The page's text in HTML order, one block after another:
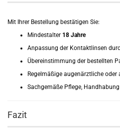
Mit Ihrer Bestellung bestätigen Sie:
Mindestalter 18 Jahre
Anpassung der Kontaktlinsen
Übereinstimmung der bestellten
Regelmäßige augenärztliche
Sachgemäße Pflege,
Fazit